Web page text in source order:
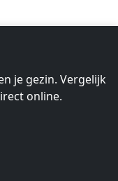
je gezin. Vergelijk
online.